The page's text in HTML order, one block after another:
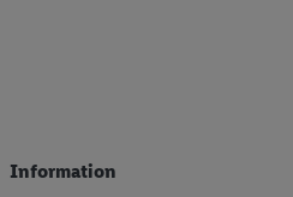
Information